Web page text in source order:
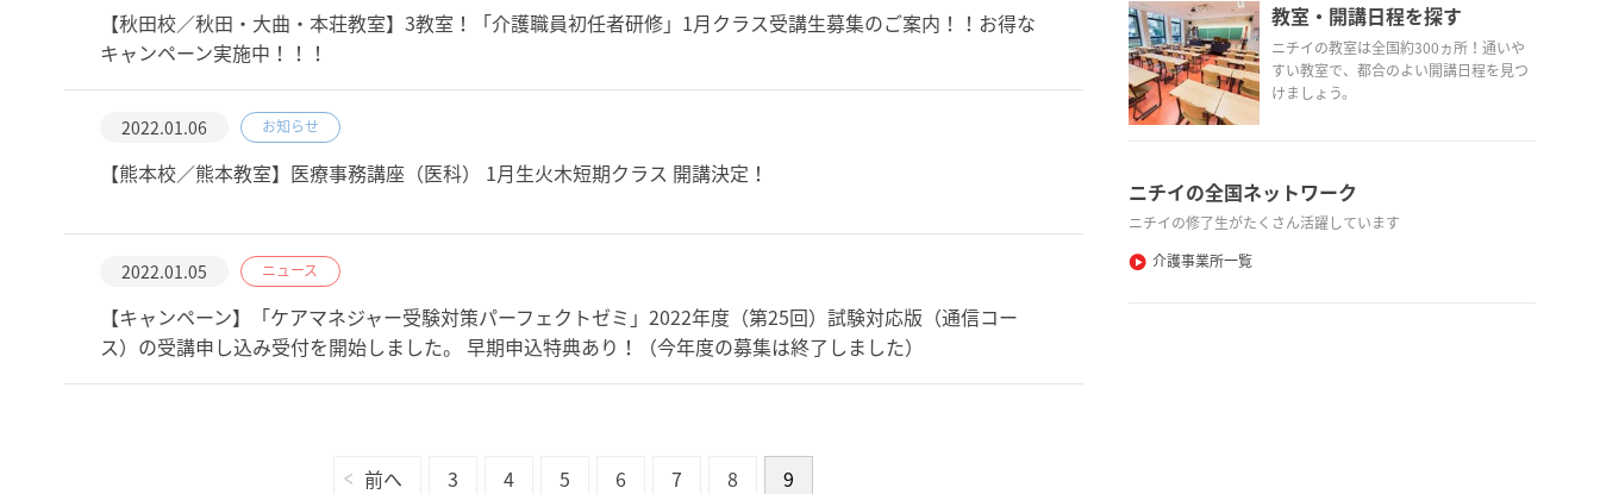
【秋田校／秋田・大曲・本荘教室】3教室！「介護職員初任者研修」1月クラス受講生募集のご案内！！お得な
キャンペーン実施中！！！
2022.01.06 お知らせ
【熊本校／熊本教室】医療事務講座（医科） 1月生火木短期クラス 開講決定！
2022.01.05 ニュース
【キャンペーン】「ケアマネジャー受験対策パーフェクトゼミ」2022年度（第25回）試験対応版（通信コー
ス）の受講申し込み受付を開始しました。 早期申込特典あり！（今年度の募集は終了しました）
前へ 3 4 5 6 7 8 9
教室・開講日程を探す
ニチイの教室は全国約300ヵ所！通いや
すい教室で、都合のよい開講日程を見つ
けましょう。
ニチイの全国ネットワーク
ニチイの修了生がたくさん活躍しています
介護事業所一覧